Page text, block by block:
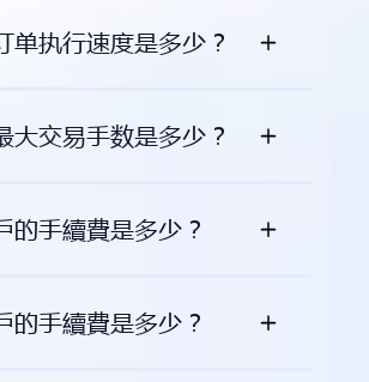
单执行速度是多少？
大交易手数是多少？
的手續費是多少？
的手續費是多少？